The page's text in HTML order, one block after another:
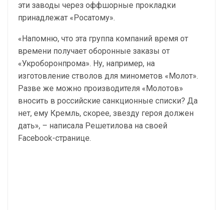
эти заводы через оффшорные прокладки
принадлежат «Росатому».
«Напомню, что эта группа компаний время от
времени получает оборонные заказы от
«Укроборонпрома». Ну, например, на
изготовление стволов для минометов «Молот».
Разве же можно производителя «Молотов»
вносить в российские санкционные списки? Да
нет, ему Кремль, скорее, звезду героя должен
дать», – написала Решетилова на своей
Facebook-странице.